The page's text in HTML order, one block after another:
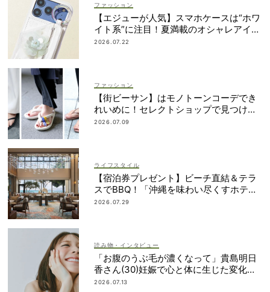
ファッション
【エジューが人気】スマホケースは“ホワ
イト系”に注目！夏満載のオシャレアイテ
ム４選
2026.07.22
ファッション
【街ビーサン】はモノトーンコーデでき
れいめに！セレクトショップで見つける
ママ多数
2026.07.09
ライフスタイル
【宿泊券プレゼント】ビーチ直結＆テラ
スでBBQ！「沖縄を味わい尽くすホテ
ル」2段ベッドやコネクティングルームも
2026.07.29
読み物・インタビュー
「お腹のうぶ毛が濃くなって」貴島明日
香さん(30)妊娠で心と体に生じた変化も
「愛しいです」
2026.07.13